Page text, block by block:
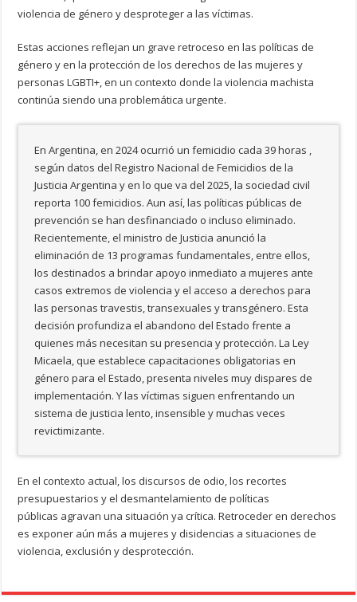
violencia de género y desproteger a las víctimas.
Estas acciones reflejan un grave retroceso en las políticas de
género y en la protección de los derechos de las mujeres y
personas LGBTI+, en un contexto donde la violencia machista
continúa siendo una problemática urgente.
En Argentina, en 2024 ocurrió un femicidio cada 39 horas ,
según datos del Registro Nacional de Femicidios de la
Justicia Argentina y en lo que va del 2025, la sociedad civil
reporta 100 femicidios. Aun así, las políticas públicas de
prevención se han desfinanciado o incluso eliminado.
Recientemente, el ministro de Justicia anunció la
eliminación de 13 programas fundamentales, entre ellos,
los destinados a brindar apoyo inmediato a mujeres ante
casos extremos de violencia y el acceso a derechos para
las personas travestis, transexuales y transgénero. Esta
decisión profundiza el abandono del Estado frente a
quienes más necesitan su presencia y protección. La Ley
Micaela, que establece capacitaciones obligatorias en
género para el Estado, presenta niveles muy dispares de
implementación. Y las víctimas siguen enfrentando un
sistema de justicia lento, insensible y muchas veces
revictimizante.
En el contexto actual, los discursos de odio, los recortes
presupuestarios y el desmantelamiento de políticas
públicas agravan una situación ya crítica. Retroceder en derechos
es exponer aún más a mujeres y disidencias a situaciones de
violencia, exclusión y desprotección.